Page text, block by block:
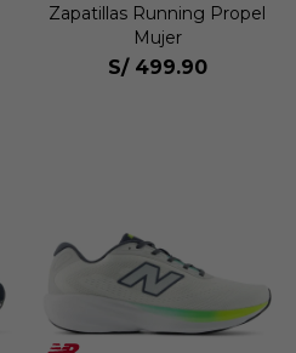
Zapatillas Running Propel
Mujer
S/ 499.90